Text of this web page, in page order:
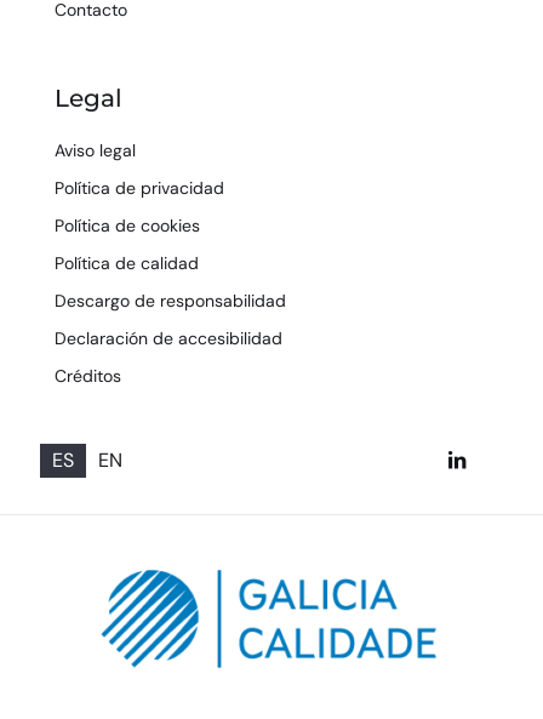
Contacto
Legal
Aviso legal
Política de privacidad
Política de cookies
Política de calidad
Descargo de responsabilidad
Declaración de accesibilidad
Créditos
ES EN